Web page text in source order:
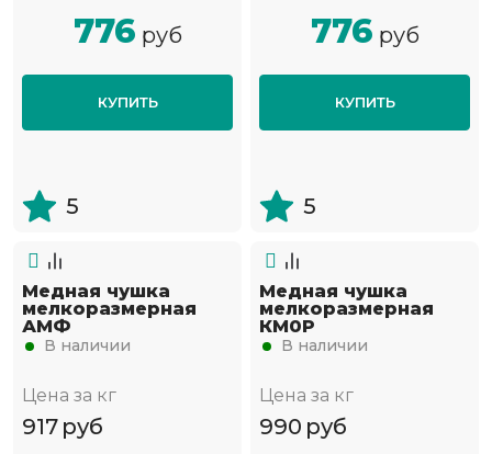
776 руб
КУПИТЬ
5
776 руб
КУПИТЬ
5
Медная чушка
мелкоразмерная
АМФ
В наличии
Цена за кг
917 руб
Медная чушка
мелкоразмерная
КМ0Р
В наличии
Цена за кг
990 руб